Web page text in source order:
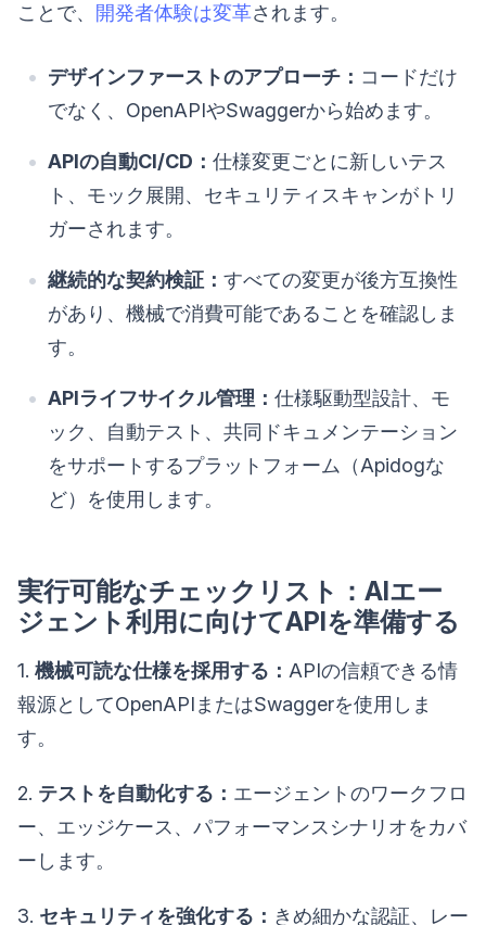
ことで、 開発者体験は変革されます。
デザインファーストのアプローチ： コードだけ
でなく、OpenAPIやSwaggerから始めます。
APIの自動CI/CD： 仕様変更ごとに新しいテス
ト、モック展開、セキュリティスキャンがトリ
ガーされます。
継続的な契約検証： すべての変更が後方互換性
があり、機械で消費可能であることを確認しま
す。
APIライフサイクル管理： 仕様駆動型設計、モ
ック、自動テスト、共同ドキュメンテーション
をサポートするプラットフォーム（Apidogな
ど）を使用します。
実行可能なチェックリスト：AIエー
ジェント利用に向けてAPIを準備する
1. 機械可読な仕様を採用する： APIの信頼できる情
報源としてOpenAPIまたはSwaggerを使用しま
す。
2. テストを自動化する： エージェントのワークフロ
ー、エッジケース、パフォーマンスシナリオをカバ
ーします。
3. セキュリティを強化する： きめ細かな認証、レー